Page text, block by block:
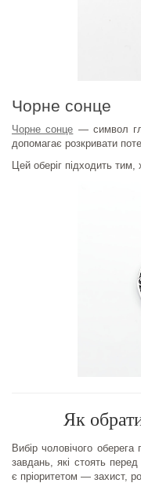
Чорне сонце
Чорне сонце — символ
допомагає розкривати
Цей оберіг підходить тим,
Як
Вибір чоловічого
завдань, які стоять
є пріоритетом — захист,